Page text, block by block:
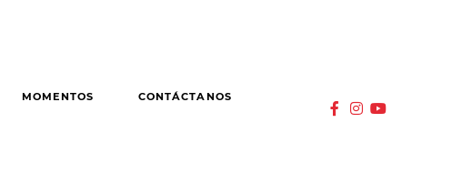
MOMENTOS CONTÁCTANOS